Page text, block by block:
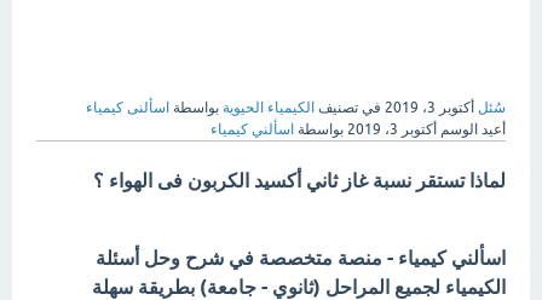
سُئل أكتوبر 3، 2019 في تصنيف الكيمياء الحيوية بواسطة اسألنى كيمياء
أعيد الوسم أكتوبر 3، 2019 بواسطة اسألني كيمياء
لماذا تستقر نسبة غاز ثاني أكسيد الكربون فى الهواء ؟
اسألني كيمياء - منصة متخصصة في شرح وحل أسئلة
الكيمياء لجميع المراحل (ثانوي - جامعة) بطريقة سهلة